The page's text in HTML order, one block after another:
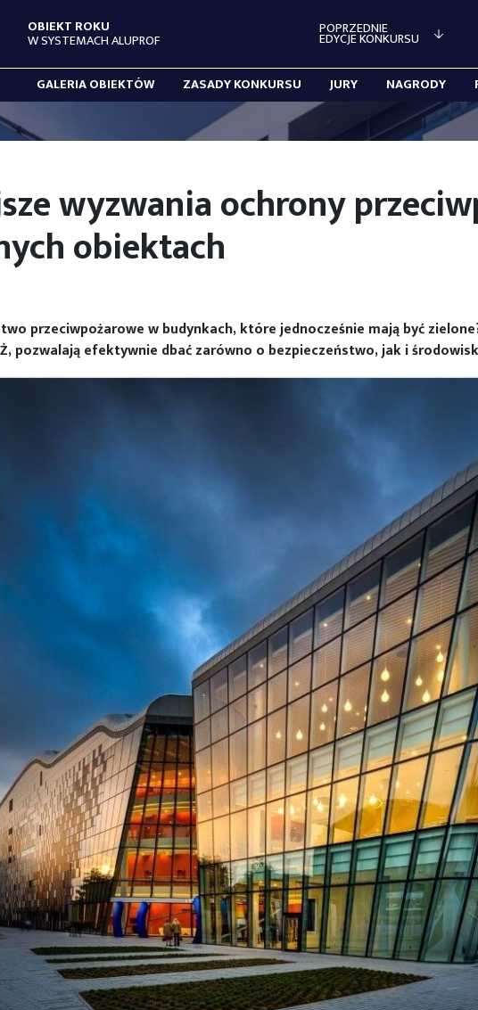
OBIEKT ROKU
W SYSTEMACH ALUPROF
POPRZEDNIE
EDYCJE KONKURSU
GALERIA OBIEKTÓW ZASADY KONKURSU JURY NAGRODY
wyzwania ochrony
obiektach
przeciwpożarowe w budynkach, które jednocześnie mają być
pozwalają efektywnie dbać zarówno o bezpieczeństwo, jak i